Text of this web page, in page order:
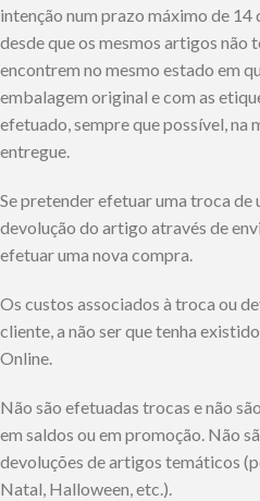
intenção num prazo máximo de 14
desde que os mesmos artigos não
encontrem no mesmo estado em
embalagem original e com as
efetuado, sempre que possível, na
entregue.
Se pretender efetuar uma troca de
devolução do artigo através de
efetuar uma nova compra.
Os custos associados à troca ou
cliente, a não ser que tenha
Online.
Não são efetuadas trocas e não
em saldos ou em promoção. Não
devoluções de artigos temáticos
Natal, Halloween, etc.).